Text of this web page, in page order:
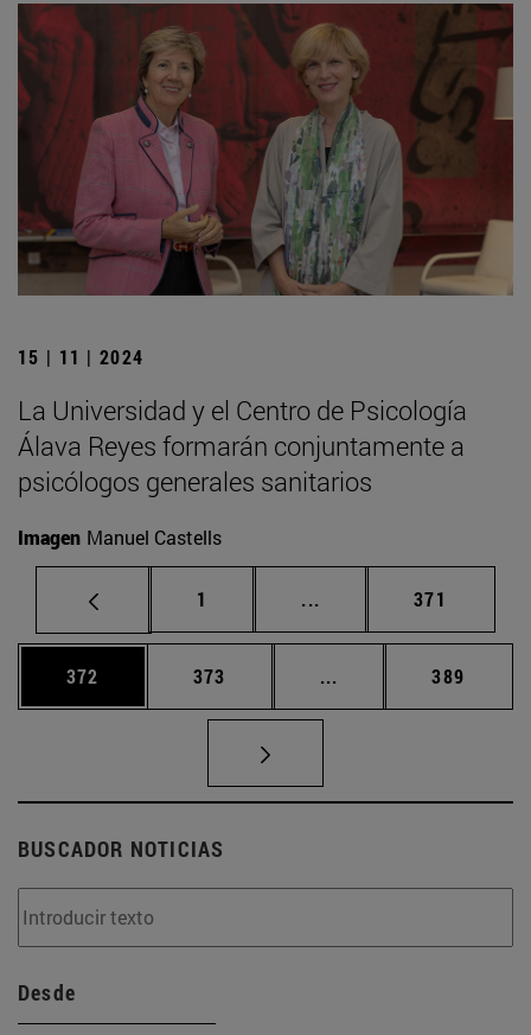
15 | 11 | 2024
La Universidad y el Centro de Psicología
Álava Reyes formarán conjuntamente a
psicólogos generales sanitarios
Imagen Manuel Castells
Página
1 ... Páginas intermedias
Página
371
Página
372 Página
373 ... Páginas intermedias
Página
389
BUSCADOR NOTICIAS
Desde